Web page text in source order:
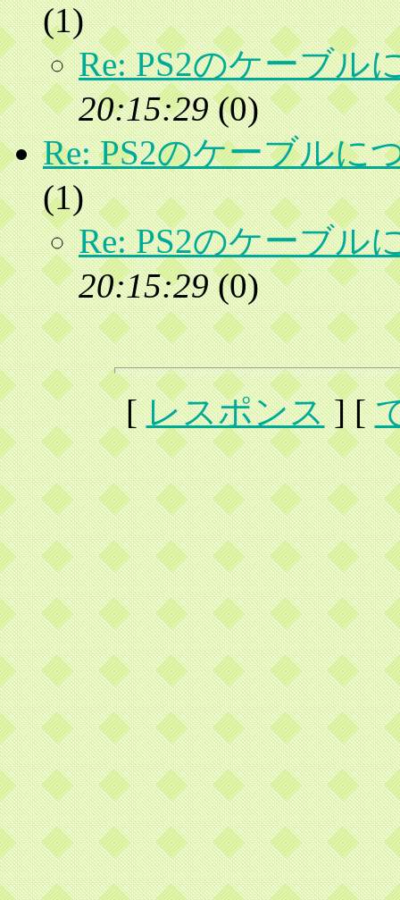
(1)
Re: PS2のケーブル
20:15:29(0)
Re: PS2のケーブルに
(1)
Re: PS2のケーブル
20:15:29(0)
[レスポンス] [